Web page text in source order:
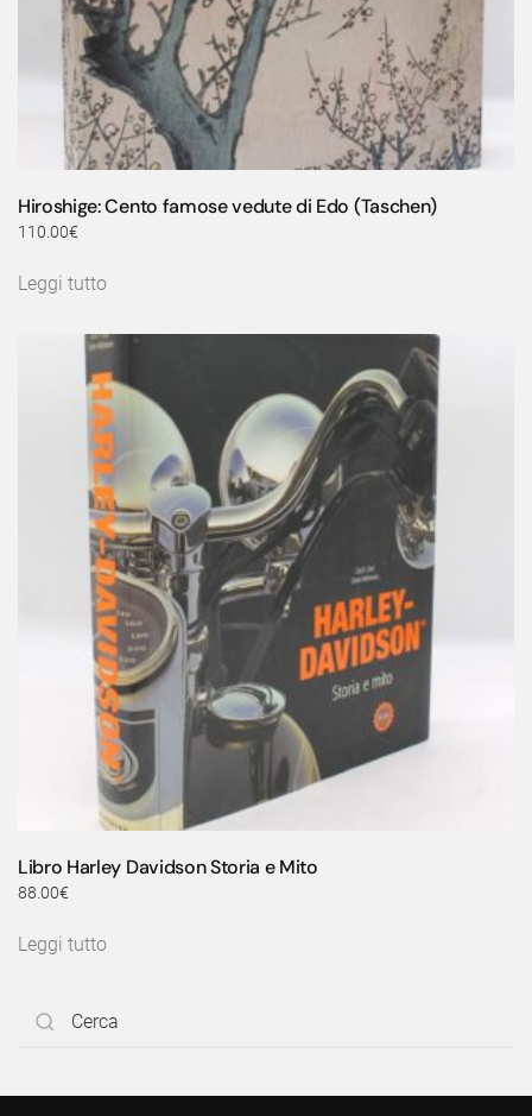
Hiroshige: Cento famose vedute di Edo (Taschen)
110.00€
Leggi tutto
Libro Harley Davidson Storia e Mito
88.00€
Leggi tutto